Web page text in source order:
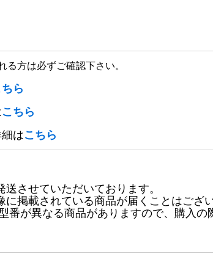
る方は必ずご確認下さい。
ちら
こちら
はこちら
させていただいております。
掲載されている商品が届くことはござ
番が異なる商品がありますので、購入の